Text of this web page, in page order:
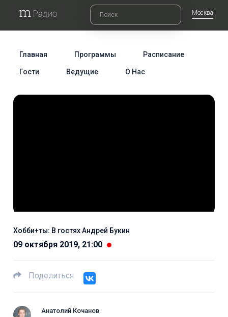
Москва
Главная Программы Расписание
Гости Ведущие О Нас
Хобби+ты: В гостях Андрей Букин
09 октября 2019, 21:00
Поделиться
Анатолий Кочанов